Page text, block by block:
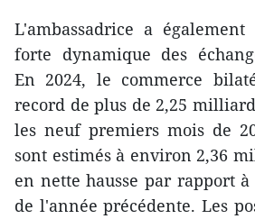
L'ambassadrice a
forte dynamique des
En 2024, le commerce
record de plus de 2,25
les neuf premiers mois de
sont estimés à environ 2,36
en nette hausse par rapport
de l'année précédente. Les